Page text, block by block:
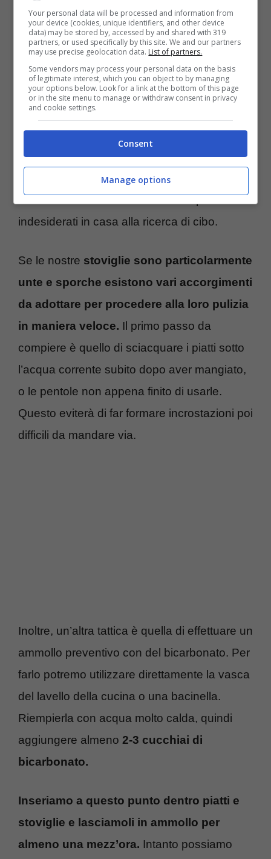
Piatti sporchi – Turiweb.it
Dopo però occorre provvedere anche al loro
lavaggio se non ci si vuole ritrovare nel caos
più totale in cucina. Non contando che lo
sporco produce anche cattivi odori e in
estate è un attimo ritrovarsi con ospiti
indesiderati in casa alla ricerca di cibo.
Se le nostre stoviglie sono particolarmente
unte e sporche esistono vari accorgimenti
da adottare per procedere alla loro pulizia
in maniera veloce. Il primo passo da
compiere è quello di sciacquare i piatti sotto
l’acqua corrente subito dopo aver mangiato,
o le pentole non appena finito di usarle.
Questo eviterà di far formare incrostazioni poi
difficili da mandare via.
Inoltre, un’altra tattica è quella di effettuare un
ammollo preventivo con del bicarbonato. Per
farlo potremo utilizzare direttamente la vasca
del lavello della cucina o una bacinella.
Riempierla con acqua molto calda, quindi
aggiungere almeno 2-3 cucchiai di
bicarbonato.
Inseriamo a questo punto dentro piatti e
stoviglie e lasciamoli in ammollo per
almeno una mezz’ora. Intanto possiamo
Your personal data will be processed and information from
your device (cookies, unique identifiers, and other device
data) may be stored by, accessed by and shared with 319
partners, or used specifically by this site. We and our partners
may use precise geolocation data. List of partners.
Some vendors may process your personal data on the basis
of legitimate interest, which you can object to by managing
your options below. Look for a link at the bottom of this page
or in the site menu to manage or withdraw consent in privacy
and cookie settings.
Consent
Manage options